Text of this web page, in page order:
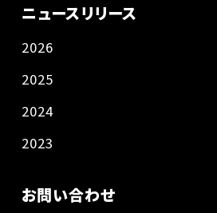
ニュースリリース
2026
2025
2024
2023
お問い合わせ